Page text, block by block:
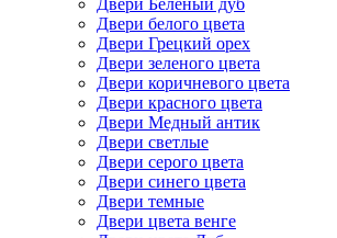
Двери Белёный дуб
Двери белого цвета
Двери Грецкий орех
Двери зеленого цвета
Двери коричневого цвета
Двери красного цвета
Двери Медный антик
Двери светлые
Двери серого цвета
Двери синего цвета
Двери темные
Двери цвета венге